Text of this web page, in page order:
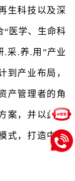
生科技以及深
“医学、生命科
.采.养.用”产业
到产业布局，
产管理者的角
案，并以此为
式，打造中国